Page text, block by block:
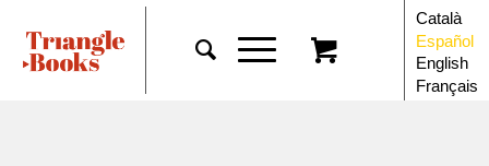
Català
Español
English
Français